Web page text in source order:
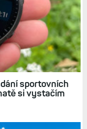
hrudníku,
omezení